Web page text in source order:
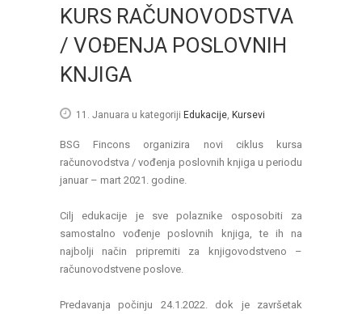
KURS RAČUNOVODSTVA
/ VOĐENJA POSLOVNIH
KNJIGA
11. Januara u kategoriji Edukacije Kursevi
BSG Fincons organizira novi ciklus kursa
računovodstva / vođenja poslovnih knjiga u periodu
januar – mart 2021. godine.
Cilj edukacije je sve polaznike osposobiti za
samostalno vođenje poslovnih knjiga, te ih na
najbolji način pripremiti za knjigovodstveno –
računovodstvene poslove.
Predavanja počinju 24.1.2022. dok je završetak